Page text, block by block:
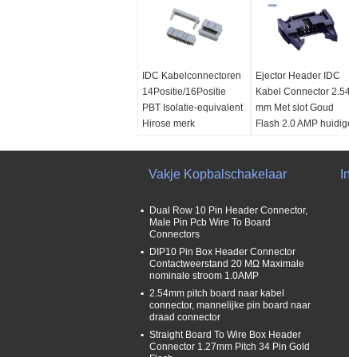
IDC Kabelconnectoren
14Positie/16Positie
PBT Isolatie-equivalent
Hirose merk
Contactweerstand:
Isolatieweerstand:
500V
wisselstroom/gelijkstroom
Operatietemperatuur:
1000MΩ min
Ejector Header IDC
Kabel Connector
mm Met slot Goud
Flash 2.0 AMP
AMPÈRE
Maximaal 20 mΩ
Voltage weerstaan:
wisselstroom/
Isolatieweerstand::
Vakje Kopbalschakelaar
Dual Row 10 Pin Header Connector,
Male Pin Pcb Wire To Board
Connectors
DIP10 Pin Box Header Connector
Contactweerstand 20 MΩ Maximale
nominale stroom 1.0AMP
2.54mm pitch board naar kabel
connector, mannelijke pin board naar
draad connector
Straight Board To Wire Box Header
Connector 1.27mm Pitch 34 Pin Gold